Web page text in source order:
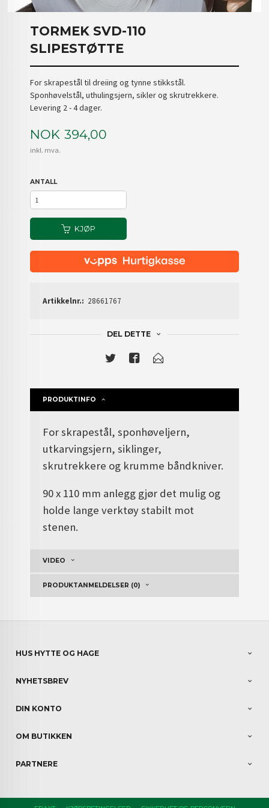
TORMEK SVD-110
SLIPESTØTTE
For skrapestål til dreiing og tynne stikkstål.
Sponhøvelstål, uthulingsjern, sikler og skrutrekkere.
Levering 2 - 4 dager.
Pris
NOK 394,00
inkl. mva.
ANTALL
KJØP
Artikkelnr.: 28661767
DEL DETTE
PRODUKTINFO
For skrapestål, sponhøveljern,
utkarvingsjern, siklinger,
skrutrekkere og krumme båndkniver.
90 x 110 mm anlegg gjør det mulig og
holde lange verktøy stabilt mot
stenen.
VIDEO
PRODUKTANMELDELSER (0)
HUS HYTTE OG HAGE
NYHETSBREV
DIN KONTO
OM BUTIKKEN
PARTNERE